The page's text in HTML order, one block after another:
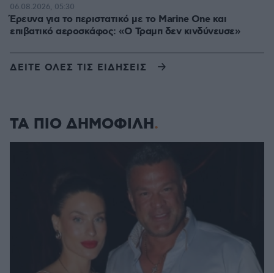
Έρευνα για το περιστατικό με το Marine One και
επιβατικό αεροσκάφος: «Ο Τραμπ δεν κινδύνευσε»
06.08.2026, 05:30
ΔΕΙΤΕ ΟΛΕΣ ΤΙΣ ΕΙΔΗΣΕΙΣ
ΤΑ ΠΙΟ ΔΗΜΟΦΙΛΗ